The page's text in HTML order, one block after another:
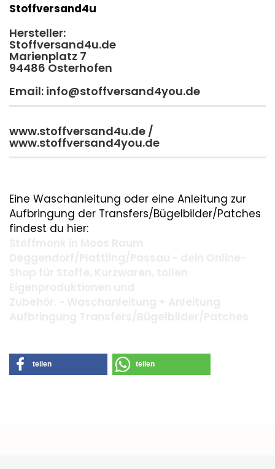
Stoffversand4u
Hersteller:
Stoffversand4u.de
Marienplatz 7
94486 Osterhofen
Email: info@stoffversand4you.de
www.stoffversand4u.de /
www.stoffversand4you.de
Eine Waschanleitung oder eine Anleitung zur
Aufbringung der Transfers/Bügelbilder/Patches
findest du hier:
teilen teilen